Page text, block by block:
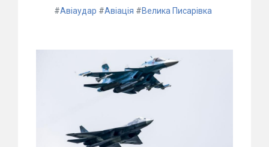
#Авіаудар #Авіація #Велика Писарівка